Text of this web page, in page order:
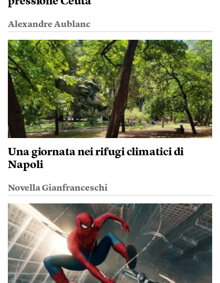
Alexandre Aublanc
Una giornata nei rifugi climatici di
Napoli
Novella Gianfranceschi